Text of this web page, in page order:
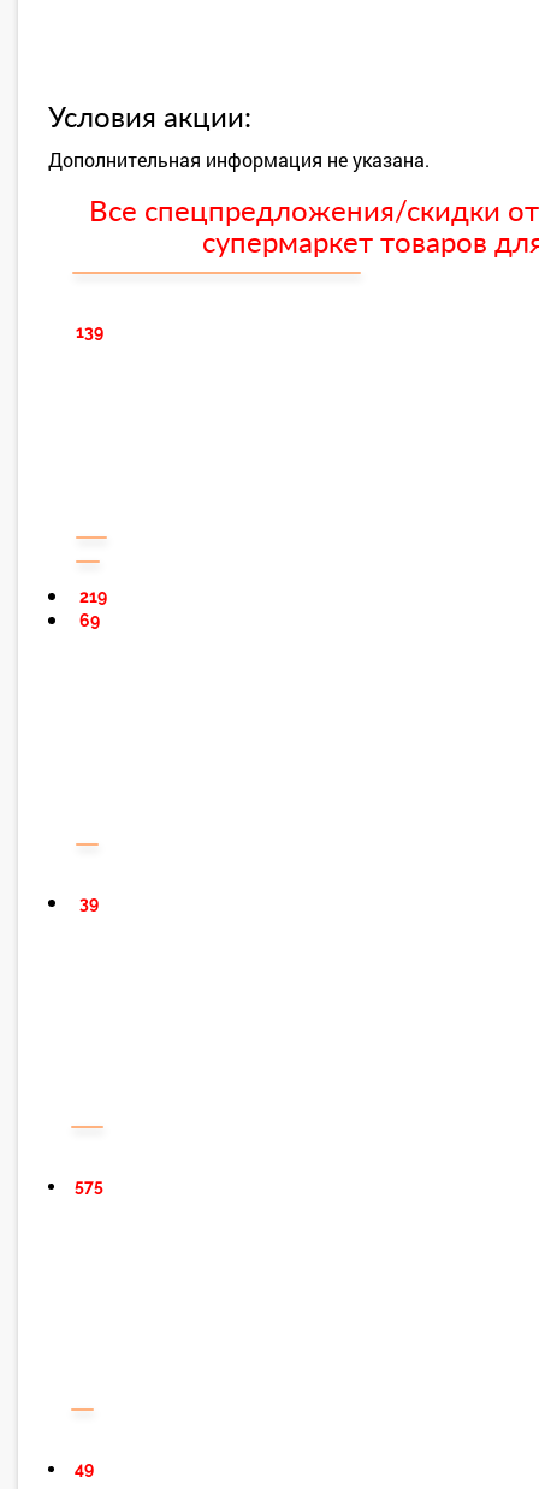
Условия акции:
Дополнительная информация не указана.
Все спецпредложения/скидки
супермаркет товаров
139
219
69
39
575
49